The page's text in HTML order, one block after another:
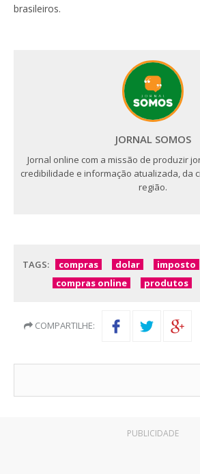
brasileiros.
JORNAL SOMOS
Jornal online com a missão de produzir
credibilidade e informação atualizada, da
região.
TAGS: compras dolar imposto
compras online
produtos
COMPARTILHE:
PUBLICIDADE